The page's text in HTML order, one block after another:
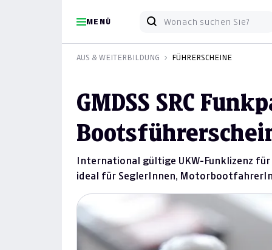
MENÜ
AUS & WEITERBILDUNG
FÜHRERSCHEINE
GMDSS SRC
International gültige UKW-Funklizenz
ideal für SeglerInnen,